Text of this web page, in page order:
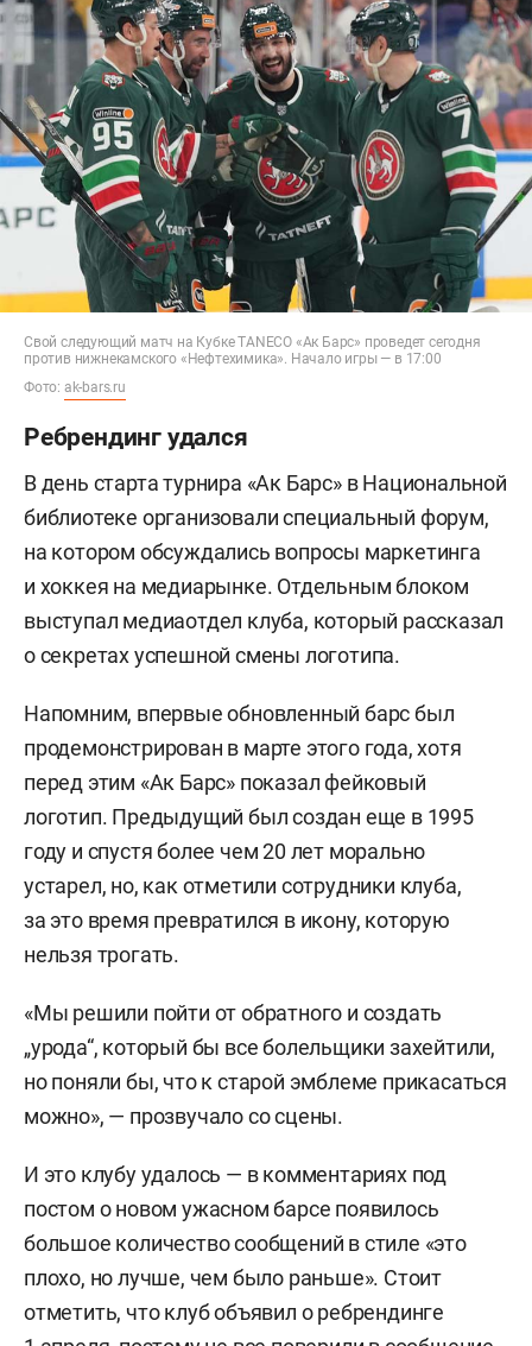
Свой следующий матч на Кубке TANECO «Ак Барс» проведет сегодня
против нижнекамского «Нефтехимика». Начало игры — в 17:00
Фото: ak-bars.ru
Ребрендинг удался
В день старта турнира «Ак Барс» в Национальной
библиотеке организовали специальный форум,
на котором обсуждались вопросы маркетинга
и хоккея на медиарынке. Отдельным блоком
выступал медиаотдел клуба, который рассказал
о секретах успешной смены логотипа.
Напомним, впервые обновленный барс был
продемонстрирован в марте этого года, хотя
перед этим «Ак Барс» показал фейковый
логотип. Предыдущий был создан еще в 1995
году и спустя более чем 20 лет морально
устарел, но, как отметили сотрудники клуба,
за это время превратился в икону, которую
нельзя трогать.
«Мы решили пойти от обратного и создать
„урода“, который бы все болельщики захейтили,
но поняли бы, что к старой эмблеме прикасаться
можно», — прозвучало со сцены.
И это клубу удалось — в комментариях под
постом о новом ужасном барсе появилось
большое количество сообщений в стиле «это
плохо, но лучше, чем было раньше». Стоит
отметить, что клуб объявил о ребрендинге